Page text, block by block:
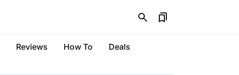
Reviews How To Deals